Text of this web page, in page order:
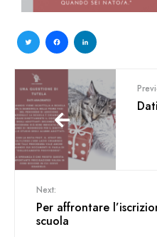
TwitterFacebook
Next:
Per affrontare
scuola